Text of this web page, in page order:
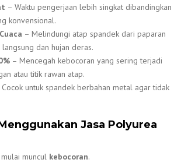
– Waktu pengerjaan lebih singkat dibandingkan
konvensional.
– Melindungi atap spandek dari paparan
dan hujan deras.
– Mencegah kebocoran yang sering terjadi
atau titik rawan atap.
Cocok untuk spandek berbahan metal agar tidak
Jasa Polyurea
muncul kebocoran.